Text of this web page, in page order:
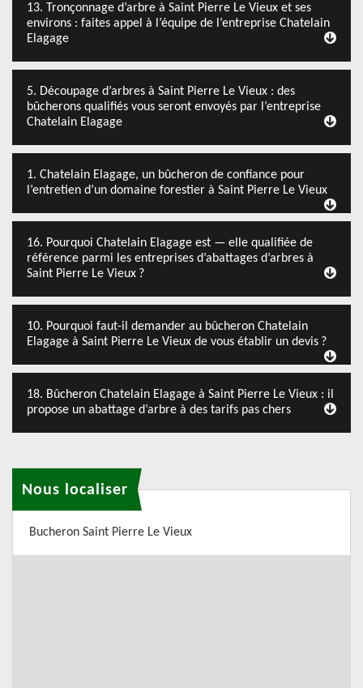
13. Tronçonnage d’arbre à Saint Pierre Le Vieux et ses
environs : faites appel à l’équipe de l’entreprise Chatelain
Elagage
5. Découpage d’arbres à Saint Pierre Le Vieux : des
bûcherons qualifiés vous seront envoyés par l’entreprise
Chatelain Elagage
1. Chatelain Elagage, un bûcheron de confiance pour
l’entretien d’un domaine forestier à Saint Pierre Le Vieux
16. Pourquoi Chatelain Elagage est — elle qualifiée de
référence parmi les entreprises d’abattages d’arbres à
Saint Pierre Le Vieux ?
10. Pourquoi faut-il demander au bûcheron Chatelain
Elagage à Saint Pierre Le Vieux de vous établir un devis ?
18. Bûcheron Chatelain Elagage à Saint Pierre Le Vieux : il
propose un abattage d’arbre à des tarifs pas chers
Nous localiser
Bucheron Saint Pierre Le Vieux